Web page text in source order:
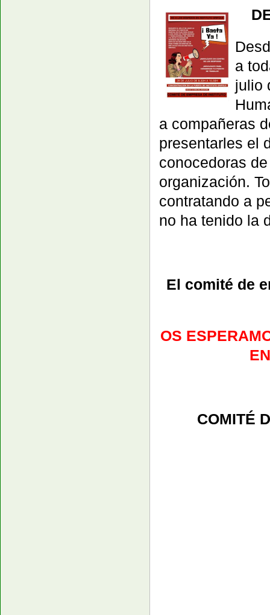
a
julio
a compañeras
presentarles el
conocedoras
organización.
contratando a
no ha tenido la
El comité de
OS
COMITÉ